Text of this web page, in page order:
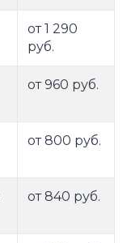
от 1 290
руб.
от 960 руб.
от 800 руб.
от 840 руб.